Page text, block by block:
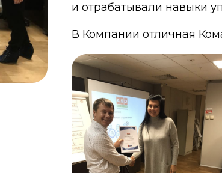
и отрабатывали навыки
В Компании отличная